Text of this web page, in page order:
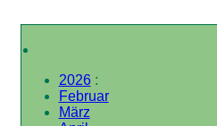
2026:
Februar
März